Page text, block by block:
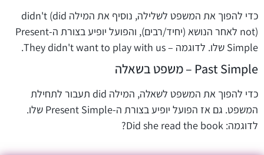
כדי להפוך את המשפט לשלילה, נוסיף את המילה didn't (did
not) לאחר הנושא (יחיד/רבים), והפועל יופיע בצורת ה-Present
Simple שלו. לדוגמה – They didn't want to play with us.
Past Simple – משפט בשאלה
כדי להפוך את המשפט לשאלה, המילה did תעבור לתחילת
המשפט. גם אז הפועל יופיע בצורת ה-Present Simple שלו.
לדוגמה: Did she read the book?